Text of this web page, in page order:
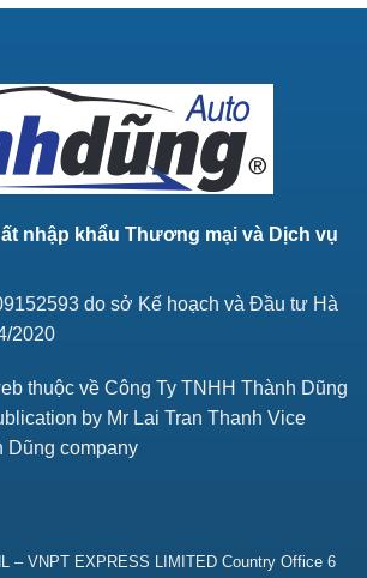
nhập khẩu Thương mại và Dịch vụ
do sở Kế hoạch và Đầu tư Hà
2020
thuộc về Công Ty TNHH Thành Dũng
by Mr Lai Tran Thanh Vice
Dũng company
– VNPT EXPRESS LIMITED Country Office 6